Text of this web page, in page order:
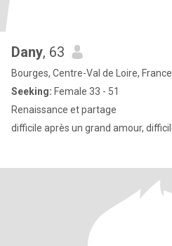
Dany, 63
Bourges, Centre-Val de Loire, France
Seeking: Female 33 - 51
Renaissance et partage